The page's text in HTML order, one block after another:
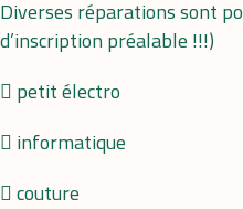
Diverses réparations sont
d’inscription préalable !!!)
 petit électro
 informatique
 couture